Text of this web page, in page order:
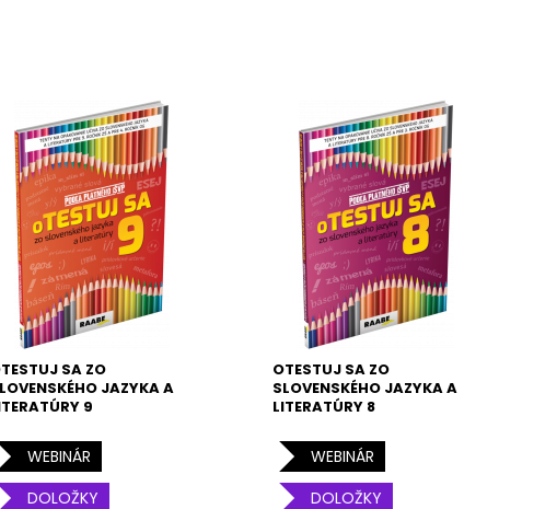
SA ZO
JAZYKA A
9
WEBINÁR
DOLOŽKY
OTESTUJ SA ZO
SLOVENSKÉHO JAZYKA A
LITERATÚRY 8
WEBINÁR
DOLOŽKY